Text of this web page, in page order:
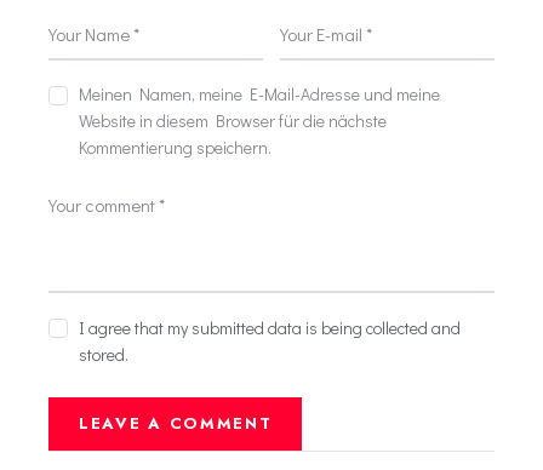
Meinen Namen, meine E-Mail-Adresse und meine
Website in diesem Browser für die nächste
Kommentierung speichern.
I agree that my submitted data is being collected and
stored.